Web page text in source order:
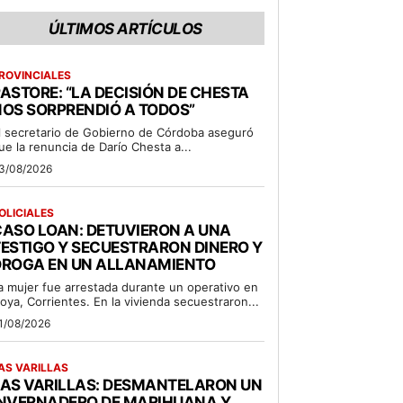
ÚLTIMOS ARTÍCULOS
“LA DECISIÓN DE CHESTA
SORPRENDIÓ A TODOS”
secretario de Gobierno de Córdoba aseguró
la renuncia de Darío Chesta a...
08/2026
LOAN: DETUVIERON A UNA
Y SECUESTRARON DINERO Y
EN UN ALLANAMIENTO
mujer fue arrestada durante un operativo en
Corrientes. En la vivienda secuestraron...
08/2026
VARILLAS
VARILLAS: DESMANTELARON UN